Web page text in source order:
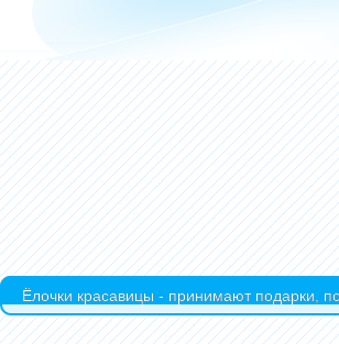
Ёлочки красавицы - принимают подарки,